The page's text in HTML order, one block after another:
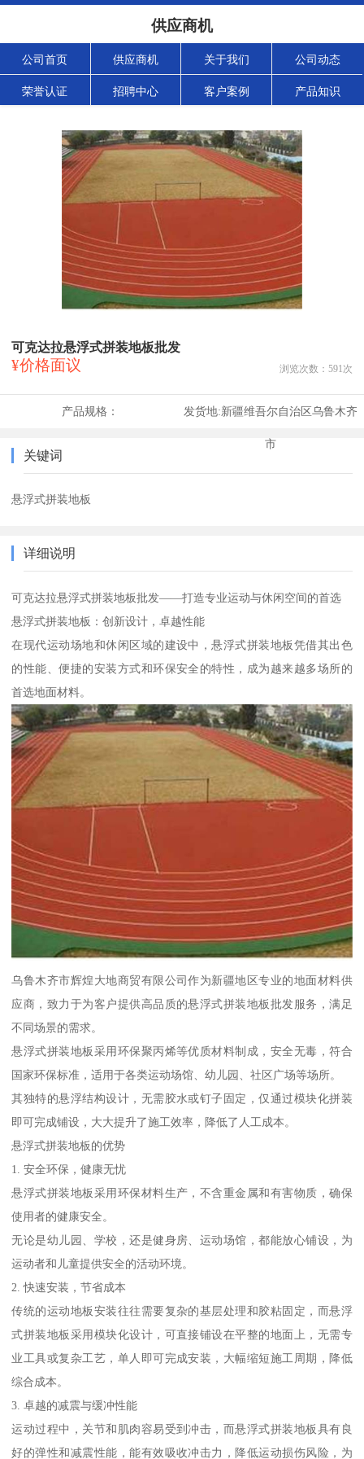
供应商机
公司首页 供应商机 关于我们 公司动态
荣誉认证 招聘中心 客户案例 产品知识
可克达拉悬浮式拼装地板批发
¥价格面议 浏览次数： 591次
产品规格： 发货地:新疆维吾尔自治区乌鲁木齐
市
关键词
悬浮式拼装地板
详细说明
可克达拉悬浮式拼装地板批发——打造专业运动与休闲空间的首选
悬浮式拼装地板：创新设计，卓越性能
在现代运动场地和休闲区域的建设中，悬浮式拼装地板凭借其出色
的性能、便捷的安装方式和环保安全的特性，成为越来越多场所的
首选地面材料。
乌鲁木齐市辉煌大地商贸有限公司作为新疆地区专业的地面材料供
应商，致力于为客户提供高品质的悬浮式拼装地板批发服务，满足
不同场景的需求。
悬浮式拼装地板采用环保聚丙烯等优质材料制成，安全无毒，符合
国家环保标准，适用于各类运动场馆、幼儿园、社区广场等场所。
其独特的悬浮结构设计，无需胶水或钉子固定，仅通过模块化拼装
即可完成铺设，大大提升了施工效率，降低了人工成本。
悬浮式拼装地板的优势
1. 安全环保，健康无忧
悬浮式拼装地板采用环保材料生产，不含重金属和有害物质，确保
使用者的健康安全。
无论是幼儿园、学校，还是健身房、运动场馆，都能放心铺设，为
运动者和儿童提供安全的活动环境。
2. 快速安装，节省成本
传统的运动地板安装往往需要复杂的基层处理和胶粘固定，而悬浮
式拼装地板采用模块化设计，可直接铺设在平整的地面上，无需专
业工具或复杂工艺，单人即可完成安装，大幅缩短施工周期，降低
综合成本。
3. 卓越的减震与缓冲性能
运动过程中，关节和肌肉容易受到冲击，而悬浮式拼装地板具有良
好的弹性和减震性能，能有效吸收冲击力，降低运动损伤风险，为